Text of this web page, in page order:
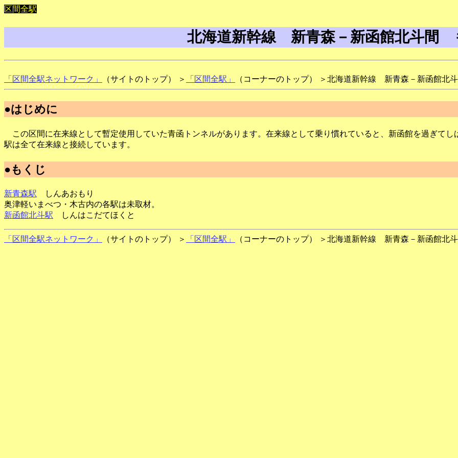
区間全駅
北海道新幹線 新青森－新函館北斗間
「区間全駅ネットワーク」 （サイトのトップ） ＞ 「区間全駅」 （コーナーのトップ） ＞北海道新幹線 新青森－新函館北
●はじめに
この区間に在来線として暫定使用していた青函トンネルがあります。在来線として乗り慣れていると、新函館を過ぎて
駅は全て在来線と接続しています。
●もくじ
新青森駅 しんあおもり
奥津軽いまべつ・木古内の各駅は未取材。
新函館北斗駅 しんはこだてほくと
「区間全駅ネットワーク」 （サイトのトップ） ＞ 「区間全駅」 （コーナーのトップ） ＞北海道新幹線 新青森－新函館北